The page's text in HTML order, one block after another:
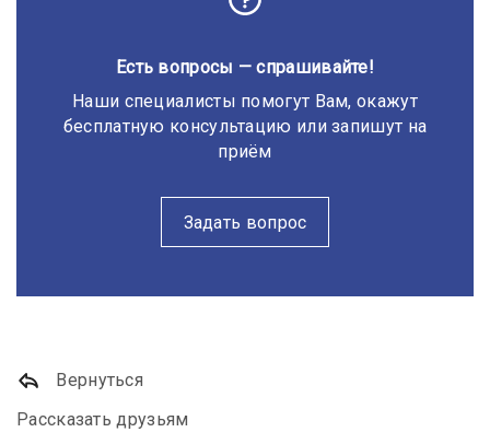
Есть вопросы — спрашивайте!
Наши специалисты помогут Вам, окажут
бесплатную консультацию или запишут на
приём
Задать вопрос
Вернуться
Рассказать друзьям